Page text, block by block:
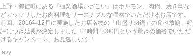
上野・御徒町にある『極楽酒場いざこい』はホルモン、肉鍋、焼き鳥な
どガッツリしたお肉料理をリーズナブルな価格でいただけるお店です。
前回、2016年12月に実施したお店名物の「山盛り肉鍋」の食べ放題、好
評につき延長が決定しました！2時間1,000円という驚きの価格でいただ
けるキャンペーン、お見逃しなく！
favy